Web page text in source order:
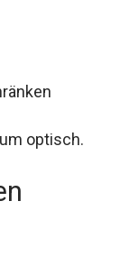
optisch.